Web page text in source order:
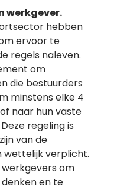
werkgever.
hebben
ervoor te
regels naleven.
om
die bestuurders
minstens elke 4
naar hun vaste
regeling is
van de
wettelijk verplicht.
werkgevers om
en te